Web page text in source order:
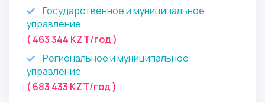
Государственное и муниципальное
управление
( 463 344 KZT/год )
Региональное и муниципальное
управление
( 683 433 KZT/год )